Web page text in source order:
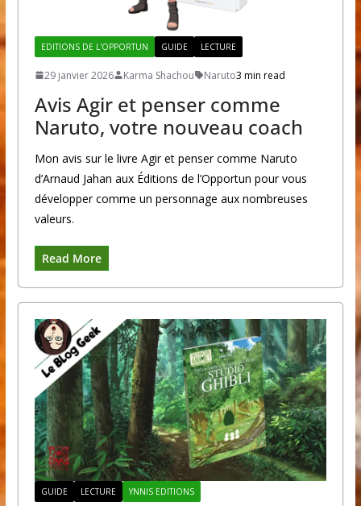
EDITIONS DE L'OPPORTUN GUIDE LECTURE
29 janvier 2026 Karma Shachou Naruto3 min read
Avis Agir et penser comme
Naruto, votre nouveau coach
Mon avis sur le livre Agir et penser comme Naruto
d’Arnaud Jahan aux Éditions de l’Opportun pour vous
développer comme un personnage aux nombreuses
valeurs.
Read More
GUIDE LECTURE YNNIS EDITIONS